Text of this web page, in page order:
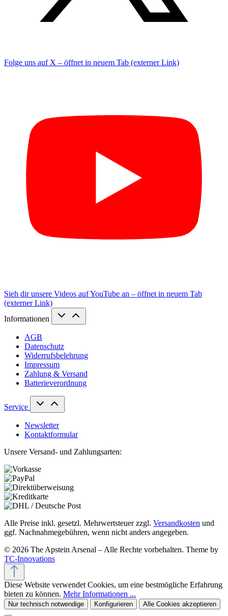
Folge uns auf X – öffnet in neuem Tab (externer Link)
Sieh dir unsere Videos auf YouTube an – öffnet in neuem Tab
(externer Link)
Informationen
AGB
Datenschutz
Widerrufsbelehrung
Impressum
Zahlung & Versand
Batterieverordnung
Service
Newsletter
Kontaktformular
Unsere Versand- und Zahlungsarten:
Alle Preise inkl. gesetzl. Mehrwertsteuer zzgl. Versandkosten und
ggf. Nachnahmegebühren, wenn nicht anders angegeben.
© 2026 The Apstein Arsenal – Alle Rechte vorbehalten. Theme by
TC-Innovations
Diese Website verwendet Cookies, um eine bestmögliche Erfahrung
bieten zu können. Mehr Informationen ...
Nur technisch notwendige Konfigurieren Alle Cookies akzeptieren